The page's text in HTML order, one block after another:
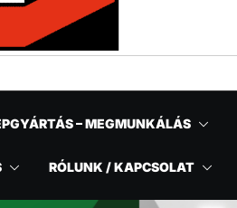
– MEGMUNKÁLÁS
RÓLUNK / KAPCSOLAT